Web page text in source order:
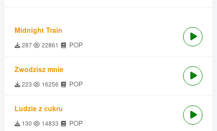
Midnight Train
287 22861 POP
Zwodzisz mnie
223 16256 POP
Ludzie z cukru
130 14833 POP